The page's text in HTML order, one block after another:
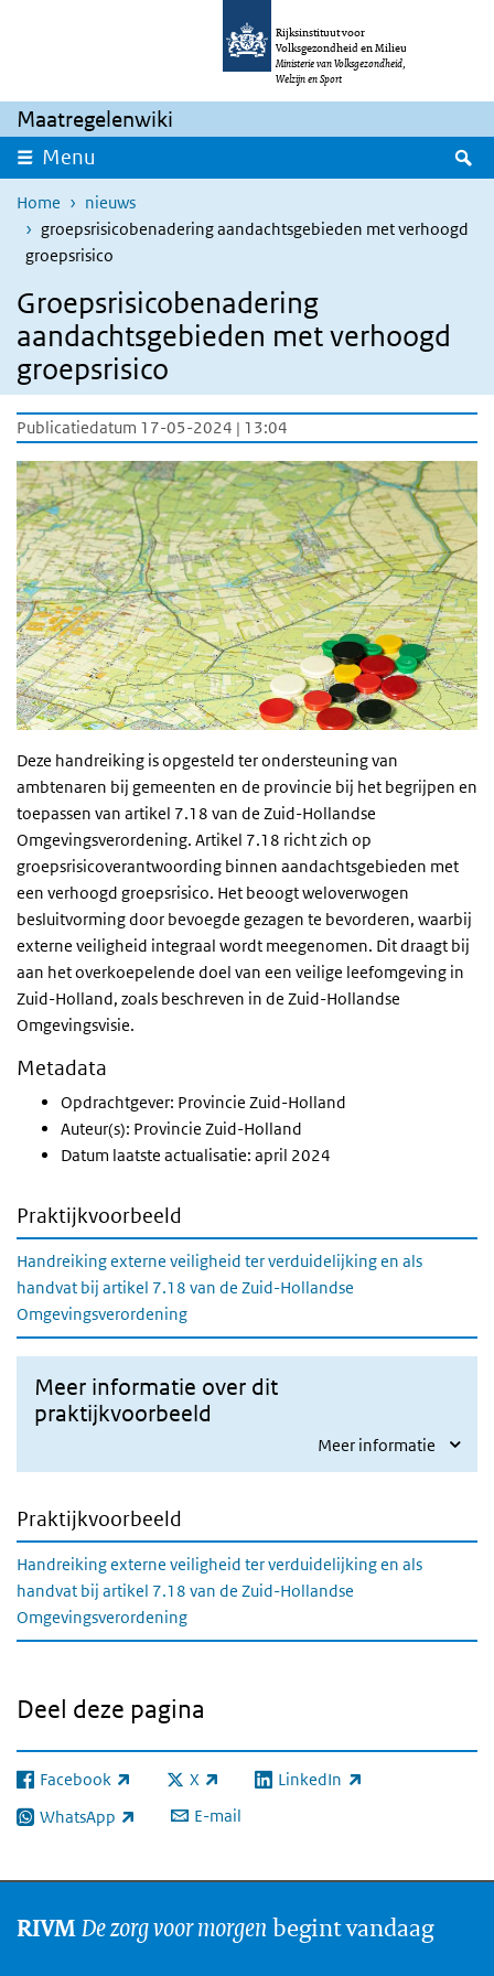
Overslaan en naar de inhoud gaan
Rijksinstituut voor
Volksgezondheid en Milieu
Ministerie van Volksgezondheid,
Welzijn en Sport
Maatregelenwiki
Menu
Home
nieuws
groepsrisicobenadering aandachtsgebieden met verhoogd
groepsrisico
Groepsrisicobenadering
aandachtsgebieden met verhoogd
groepsrisico
Publicatiedatum 17-05-2024 | 13:04
Deze handreiking is opgesteld ter ondersteuning van
ambtenaren bij gemeenten en de provincie bij het begrijpen en
toepassen van artikel 7.18 van de Zuid-Hollandse
Omgevingsverordening. Artikel 7.18 richt zich op
groepsrisicoverantwoording binnen aandachtsgebieden met
een verhoogd groepsrisico. Het beoogt weloverwogen
besluitvorming door bevoegde gezagen te bevorderen, waarbij
externe veiligheid integraal wordt meegenomen. Dit draagt bij
aan het overkoepelende doel van een veilige leefomgeving in
Zuid-Holland, zoals beschreven in de Zuid-Hollandse
Omgevingsvisie.
Metadata
Opdrachtgever: Provincie Zuid-Holland
Auteur(s): Provincie Zuid-Holland
Datum laatste actualisatie: april 2024
Praktijkvoorbeeld
Handreiking externe veiligheid ter verduidelijking en als
handvat bij artikel 7.18 van de Zuid-Hollandse
Omgevingsverordening
Meer informatie over dit
praktijkvoorbeeld
Meer informatie
Praktijkvoorbeeld
Handreiking externe veiligheid ter verduidelijking en als
handvat bij artikel 7.18 van de Zuid-Hollandse
Omgevingsverordening
Deel deze pagina
Facebook
(externe link) X
(externe link) LinkedIn
(externe link)
WhatsApp
(externe link) E-mail
RIVMDe zorg voor morgen begint vandaag